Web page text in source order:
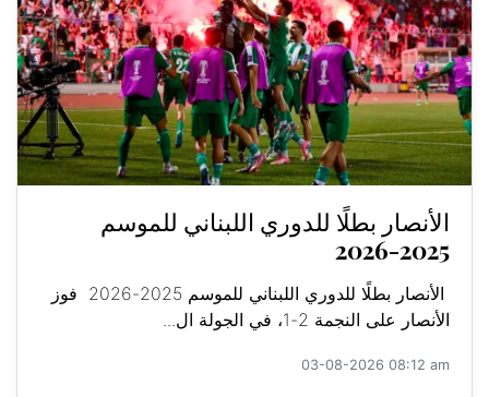
الأنصار بطلًا للدوري اللبناني للموسم
2025-2026
الأنصار بطلًا للدوري اللبناني للموسم 2025-2026 فوز
الأنصار على النجمة 2-1، في الجولة ال...
03-08-2026 08:12 am